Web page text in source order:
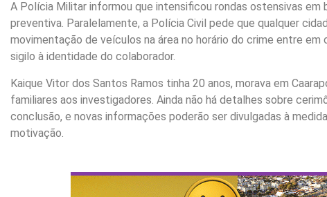
A Polícia Militar informou que intensificou rondas ostensivas em
preventiva. Paralelamente, a Polícia Civil pede que qualquer
movimentação de veículos na área no horário do crime entre
sigilo à identidade do colaborador.
Kaique Vitor dos Santos Ramos tinha 20 anos, morava em
familiares aos investigadores. Ainda não há detalhes sobre
conclusão, e novas informações poderão ser divulgadas à
motivação.